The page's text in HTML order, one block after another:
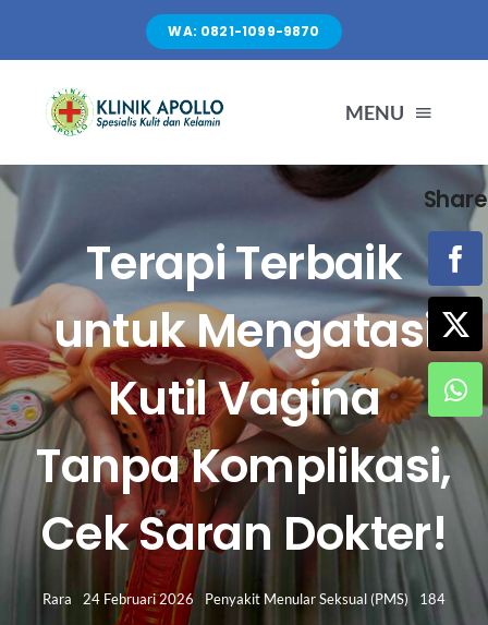
content
WA: 0821-1099-9870
MENU
TENTANG KAMI
LAYANAN
FASILITAS
ARTIKEL
HUBUNGI KAMI
Search
Terapi Terbaik
untuk Mengatasi
Kutil Vagina
Tanpa Komplikasi,
Cek Saran Dokter!
Rara 24 Februari 2026 Penyakit Menular Seksual (PMS) 184
Share